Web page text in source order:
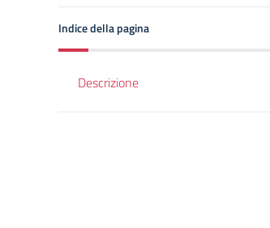
Indice della pagina
Descrizione